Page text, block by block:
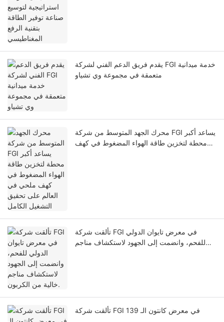
يقدم فريق الدعم الفني لشركة FGI خدمة ميدانية
متعمقة في مجموعة وي تشياو
محرك الجهد المتوسط ​​من شركة FGI يساعد أكبر
محطة لتخزين طاقة الهواء المضغوط في كهف
تألقت شركة FGI في معرض تايوان الدولي
للفحم، وانضمت إلى الجهود لاستكشاف مناجم
تألقت شركة FGI في معرض كانتون الـ 139